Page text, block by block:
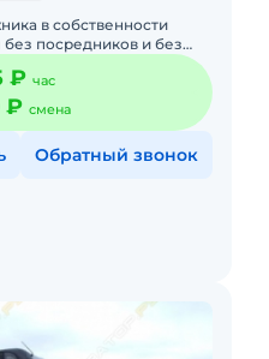
в собственности
посредников и без
услуги экскаваторов,
₽ час
₽ смена
Обратный звонок